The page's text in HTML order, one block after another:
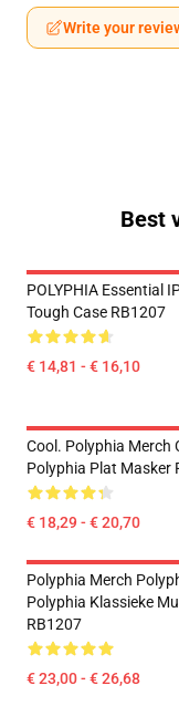
Write your
Best
POLYPHIA Essential
Tough Case RB1207
€ 14,81 - € 16,10
Cool. Polyphia Merch
Polyphia Plat Masker
€ 18,29 - € 20,70
Polyphia Merch
Polyphia Klassieke
RB1207
€ 23,00 - € 26,68